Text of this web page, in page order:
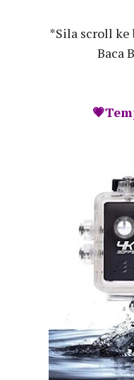
*Sila scroll ke
Baca